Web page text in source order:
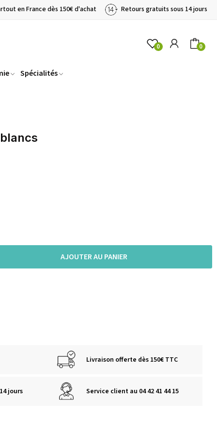
en France dès 150€ d'achat Retours gratuits sous 14 jours
0 0
Spécialités
AJOUTER AU PANIER
Livraison offerte dès 150€ TTC
jours Service client au 04 42 41 44 15